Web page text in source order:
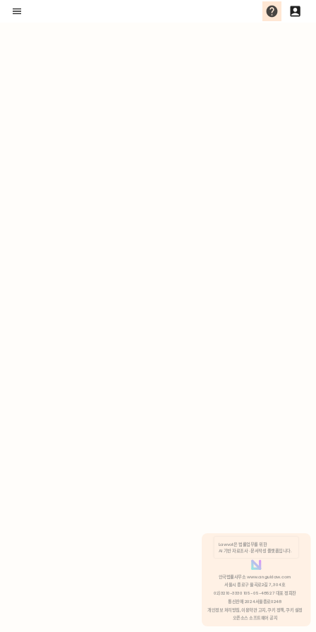
분석 쿠키 허용
Lawvot은 법률업무를 위한
AI 기반 자료조사 · 문서작성 플랫폼입니다.
안국법률사무소 www.anguklaw.com
서울시 종로구 율곡로2길 7, 304호
02)3210-3330 105-05-48527 대표 정희찬
통신판매 2024서울종로0248
개인정보 처리방침, 이용약관 고지, 쿠키 정책, 쿠키 설정
오픈소스 소프트웨어 공지